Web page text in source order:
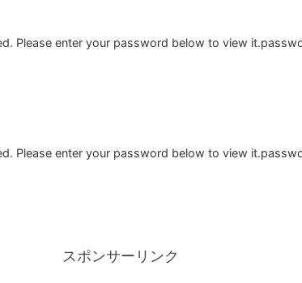
Please enter your password below to view
Please enter your password below to view
スポンサーリンク